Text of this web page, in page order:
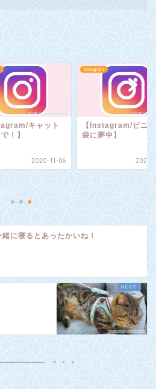
キャット
！】
2020-11-06
Instagram
【Instagram/ビニ
袋に夢中】
2020-
緒に寝るとあったかいね！